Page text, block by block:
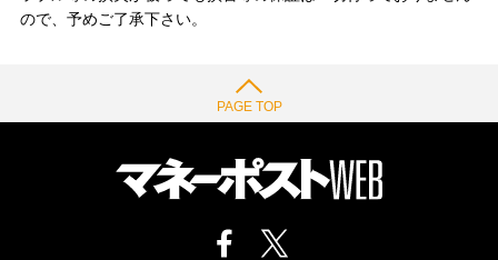
ので、予めご了承下さい。
PAGE TOP